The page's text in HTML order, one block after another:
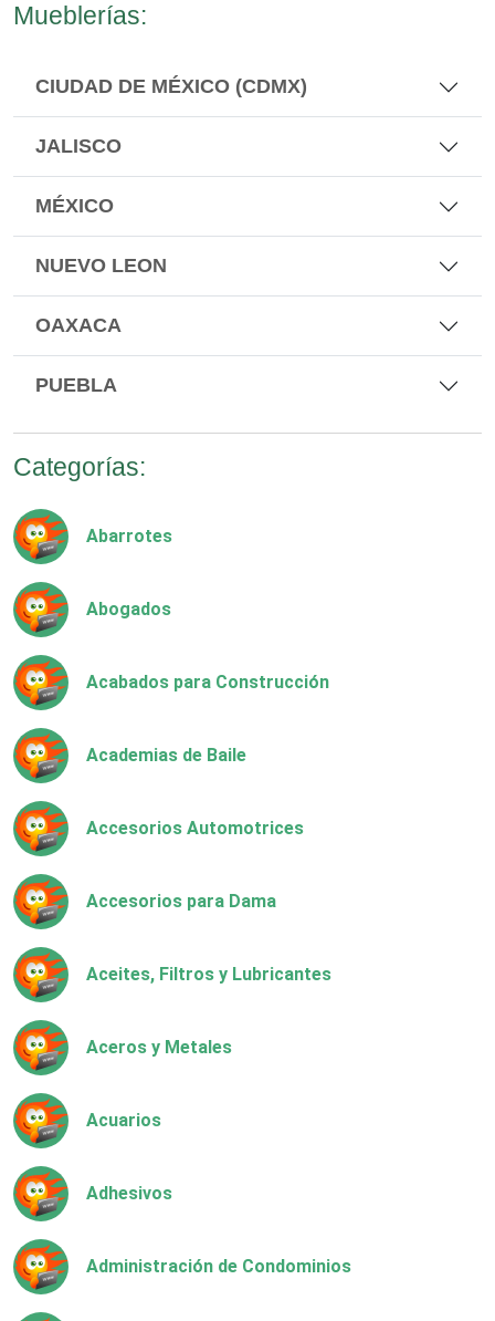
Mueblerías:
CIUDAD DE MÉXICO (CDMX)
JALISCO
MÉXICO
NUEVO LEON
OAXACA
PUEBLA
Categorías:
Abarrotes
Abogados
Acabados para Construcción
Academias de Baile
Accesorios Automotrices
Accesorios para Dama
Aceites, Filtros y Lubricantes
Aceros y Metales
Acuarios
Adhesivos
Administración de Condominios